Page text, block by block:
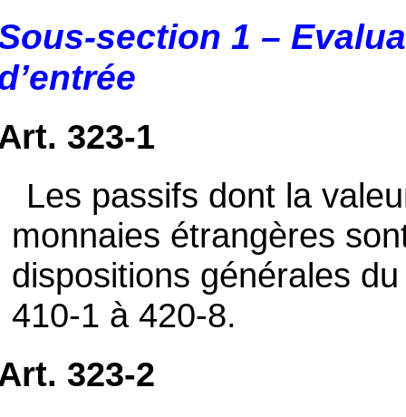
section 1 –
323-1
Les passifs dont la
monnaies étrangères
dispositions générales
410-1 à 420-8.
323-2